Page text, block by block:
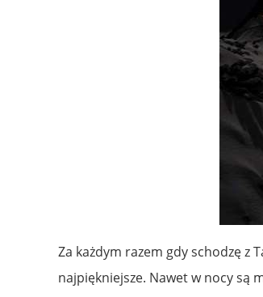
Za każdym razem gdy schodzę z
najpiękniejsze. Nawet w nocy są